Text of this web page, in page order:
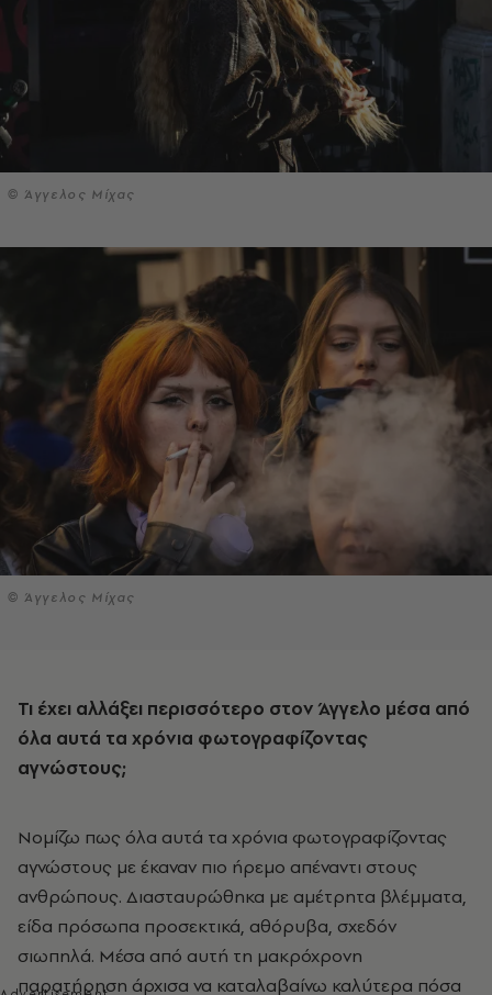
© Άγγελος Μίχας
© Άγγελος Μίχας
Τι έχει αλλάξει περισσότερο στον Άγγελο μέσα από
όλα αυτά τα χρόνια φωτογραφίζοντας
αγνώστους;
Νομίζω πως όλα αυτά τα χρόνια φωτογραφίζοντας
αγνώστους με έκαναν πιο ήρεμο απέναντι στους
ανθρώπους. Διασταυρώθηκα με αμέτρητα βλέμματα,
είδα πρόσωπα προσεκτικά, αθόρυβα, σχεδόν
σιωπηλά. Μέσα από αυτή τη μακρόχρονη
παρατήρηση άρχισα να καταλαβαίνω καλύτερα πόσα